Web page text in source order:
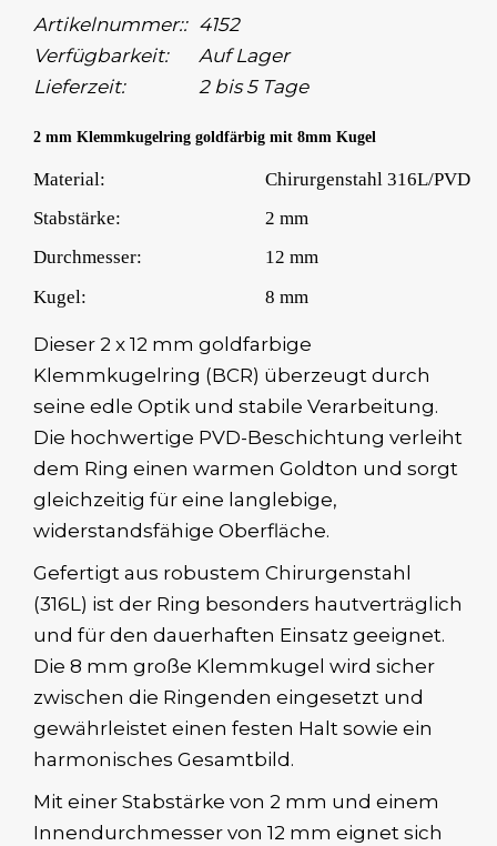
Artikelnummer:: 4152
Verfügbarkeit:
Auf Lager
Lieferzeit:
2 bis 5 Tage
2 mm Klemmkugelring goldfärbig mit 8mm Kugel
Material:
Chirurgenstahl 316L/PVD
Stabstärke:
2 mm
Durchmesser:
12 mm
Kugel:
8 mm
Dieser 2 x 12 mm goldfarbige
Klemmkugelring (BCR) überzeugt durch
seine edle Optik und stabile Verarbeitung.
Die hochwertige PVD-Beschichtung verleiht
dem Ring einen warmen Goldton und sorgt
gleichzeitig für eine langlebige,
widerstandsfähige Oberfläche.
Gefertigt aus robustem Chirurgenstahl
(316L) ist der Ring besonders hautverträglich
und für den dauerhaften Einsatz geeignet.
Die 8 mm große Klemmkugel wird sicher
zwischen die Ringenden eingesetzt und
gewährleistet einen festen Halt sowie ein
harmonisches Gesamtbild.
Mit einer Stabstärke von 2 mm und einem
Innendurchmesser von 12 mm eignet sich